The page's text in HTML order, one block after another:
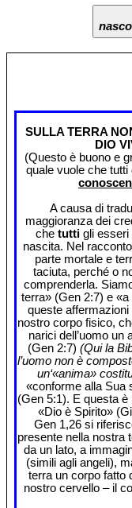
SULLA TERRA
DIO
(Questo è buono e
quale vuole che
A causa di
maggioranza dei
che tuttigli esseri
nascita. Nel
parte mortale e
taciuta, perché o
comprenderla.
terra» (Gen 2:7) e
queste
nostro corpo fisico,
narici dell’uomo un
(Gen 2:7) (Qui la
l’uomo non è
un‘«anima»
«conforme alla Sua
(Gen 5:1). E questa
«Dio è Spirito»
Gen 1,26 si
presente nella nostra
da un lato, a
(simili agli angeli),
terra un corpo fatto
nostro cervello – il